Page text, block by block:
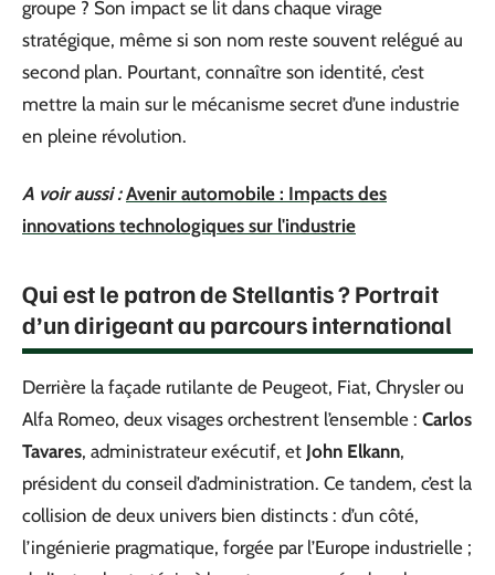
groupe ? Son impact se lit dans chaque virage
stratégique, même si son nom reste souvent relégué au
second plan. Pourtant, connaître son identité, c’est
mettre la main sur le mécanisme secret d’une industrie
en pleine révolution.
A voir aussi : Avenir automobile : Impacts des
innovations technologiques sur l'industrie
Qui est le patron de Stellantis ? Portrait
d’un dirigeant au parcours international
Derrière la façade rutilante de Peugeot, Fiat, Chrysler ou
Alfa Romeo, deux visages orchestrent l’ensemble : Carlos
Tavares, administrateur exécutif, et John Elkann,
président du conseil d’administration. Ce tandem, c’est la
collision de deux univers bien distincts : d’un côté,
l’ingénierie pragmatique, forgée par l’Europe industrielle ;